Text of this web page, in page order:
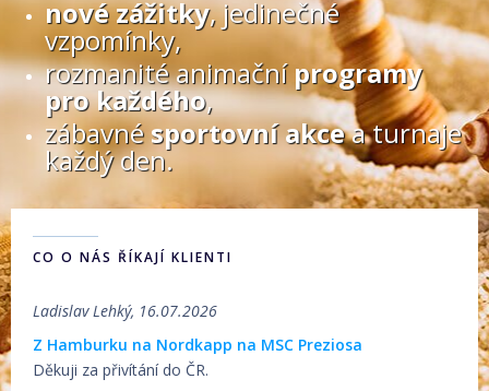
nové zážitky, jedinečné
vzpomínky,
rozmanité animačníprogramy
pro každého,
zábavnésportovní akcea turnaje
každý den.
CO O NÁS ŘÍKAJÍ KLIENTI
Ladislav Lehký, 16.07.2026
Z Hamburku na Nordkapp na MSC Preziosa
Děkuji za přivítání do ČR.